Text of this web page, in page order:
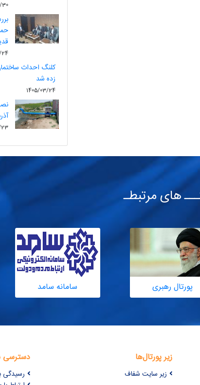
30
24
کلنگ احداث
زده شد
1405/03/24
23
های مرتبطـ
پورتال رهبری سامانه سامد
زیر پورتال‌ها
زیر سایت شفاف
دسترسی
رسیدگی